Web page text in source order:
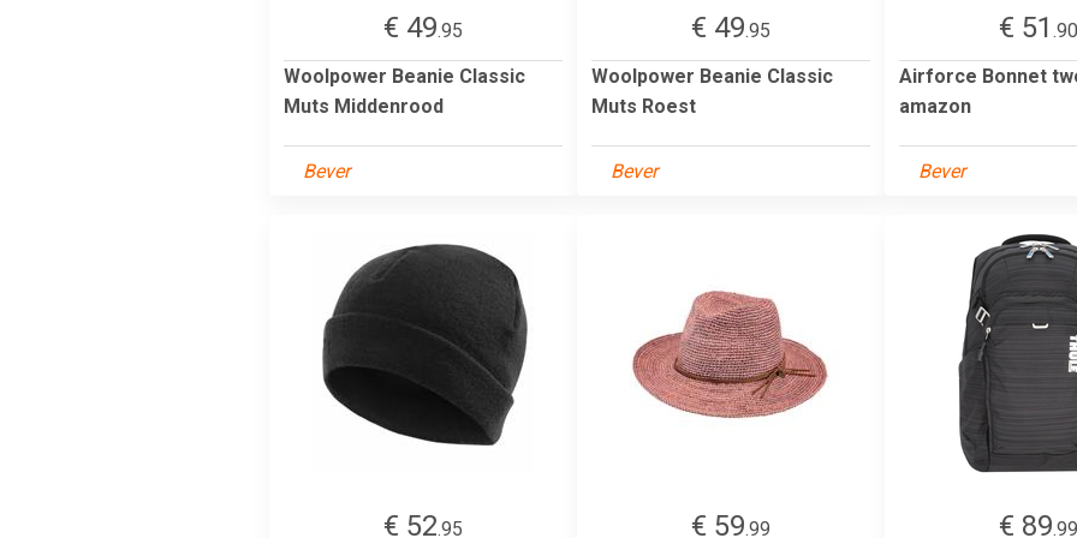
€ 49.95
Woolpower Beanie Classic
Muts Middenrood
Bever
€ 49.95
Woolpower Beanie Classic
Muts Roest
Bever
€ 51 .90
Airforce Bonnet
amazon
Bever
€ 52.95 € 59.99 € 89.99